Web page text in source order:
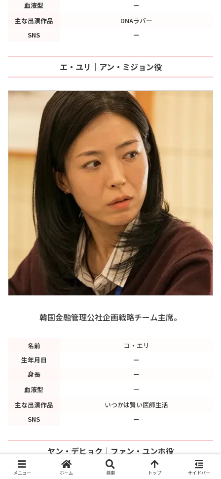
血液型
ー
主な出演作品
DNAラバー
SNS
ー
エ・ユリ｜アン・ミジョン役
韓国金融管理公社企画戦略チーム主席。
名前
コ・エリ
生年月日
ー
身長
ー
血液型
ー
主な出演作品
いつかは賢い医師生活
SNS
ー
ヤン・デヒョク｜ファン・ユンホ役
メニュー ホーム 検索 トップ サイドバー